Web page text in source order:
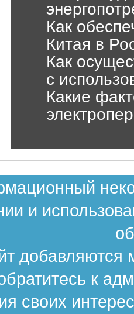
Как
Китая в
Как
с
Какие
и
к
своих